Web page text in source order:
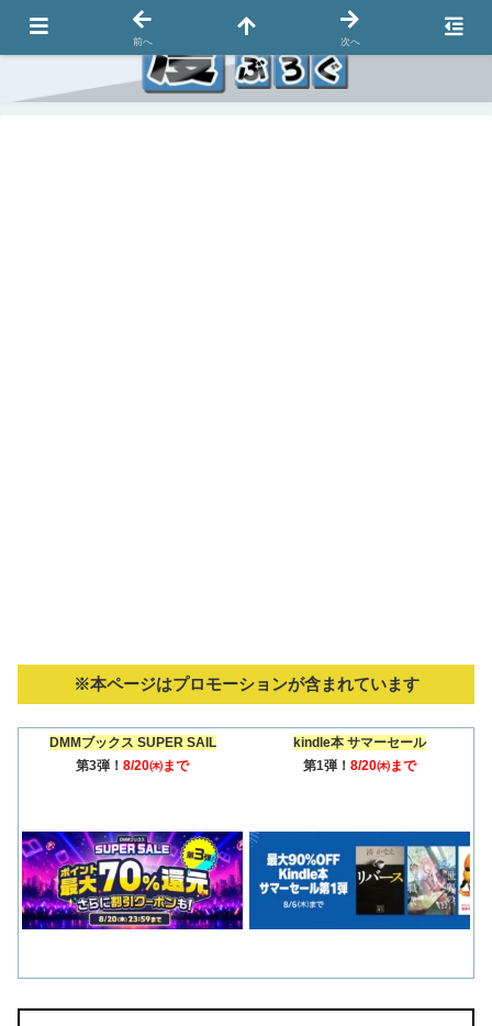
※本ページはプロモーションが含まれています
DMMブックス SUPER SAIL
第3弾！ 8/20㈭まで
kindle本 サマーセール
第1弾！ 8/20㈭まで
前へ 次へ